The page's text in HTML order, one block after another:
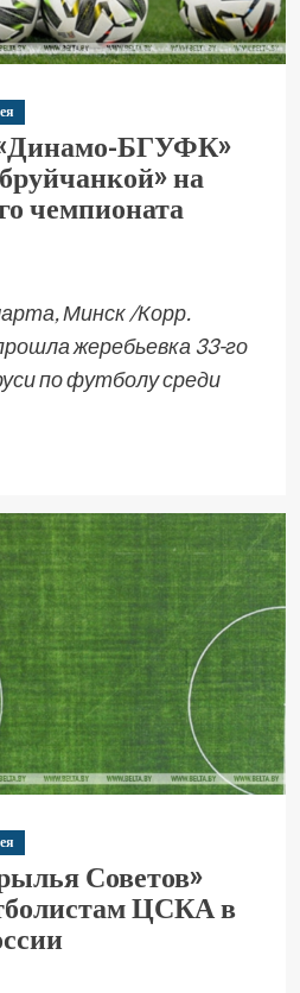
БГУФК»
на
чемпионата
Минск /Корр.
жеребьевка 33-го
по футболу среди
Советов»
ЦСКА в